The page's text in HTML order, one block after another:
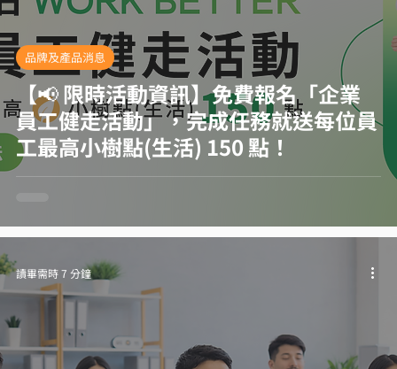
【📢 限時活動資訊】免費報名「企業
員工健走活動」，完成任務就送每位員
工最高小樹點(生活) 150 點！
品牌及產品消息
讀畢需時 7 分鐘